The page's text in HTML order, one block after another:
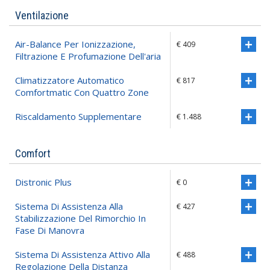
Ventilazione
Air-Balance Per Ionizzazione,
Filtrazione E Profumazione Dell'aria
€ 409
Climatizzatore Automatico
Comfortmatic Con Quattro Zone
€ 817
Riscaldamento Supplementare € 1.488
Comfort
Distronic Plus € 0
Sistema Di Assistenza Alla
Stabilizzazione Del Rimorchio In
Fase Di Manovra
€ 427
Sistema Di Assistenza Attivo Alla
Regolazione Della Distanza
€ 488